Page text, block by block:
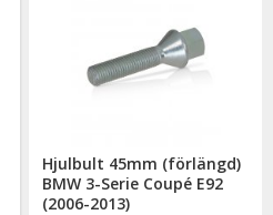
Hjulbult 45mm (förlängd)
BMW 3-Serie Coupé E92
(2006-2013)